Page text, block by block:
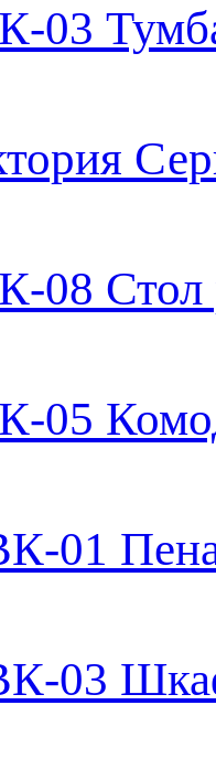
03
08 Стол
05
01
03